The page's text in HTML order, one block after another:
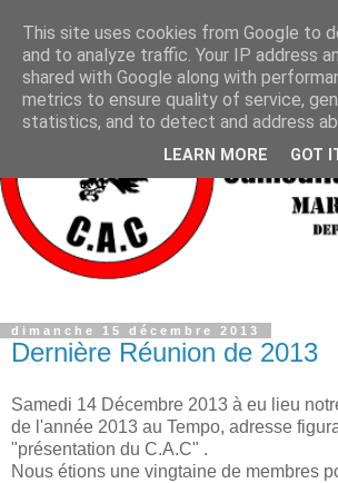
dimanche 15 décembre 2013
Dernière Réunion de 2013
Samedi 14 Décembre 2013 à eu lieu
de l'année 2013 au Tempo, adresse
"présentation du C.A.C" .
Nous étions une vingtaine de membres
This site uses cookies from Google to
and to analyze traffic. Your IP address
shared with Google along with
metrics to ensure quality of service,
statistics, and to detect and address
LEARN MORE GOT